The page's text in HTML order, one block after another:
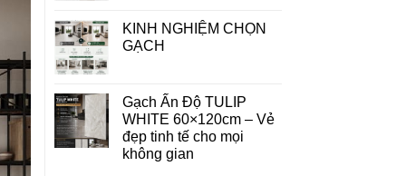
KINH NGHIỆM CHỌN
GẠCH
Gạch Ấn Độ TULIP
WHITE 60×120cm – Vẻ
đẹp tinh tế cho mọi
không gian